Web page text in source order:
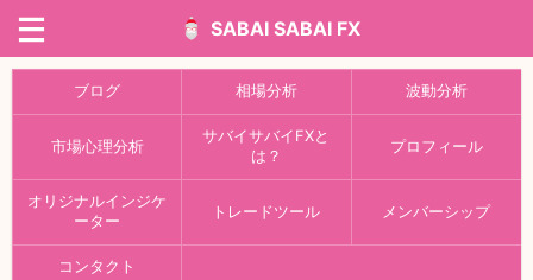
SABAI SABAI FX
ブログ 相場分析 波動分析
市場心理分析
サバイサバイFXと
は？
プロフィール
オリジナルインジケ
ーター
トレードツール メンバーシップ
コンタクト